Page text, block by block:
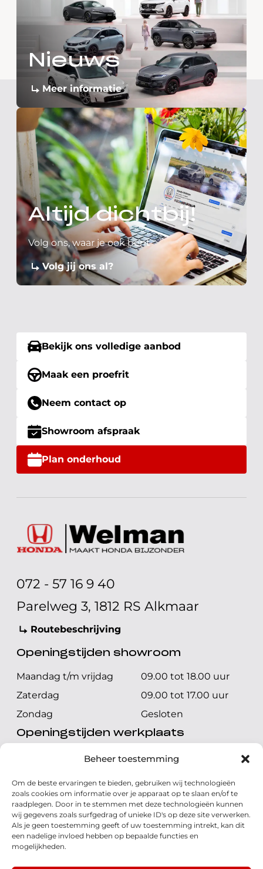
Beheer toestemming
Om de beste ervaringen te bieden, gebruiken wij technologieën
zoals cookies om informatie over je apparaat op te slaan en/of te
raadplegen. Door in te stemmen met deze technologieën kunnen
wij gegevens zoals surfgedrag of unieke ID's op deze site verwerken.
Als je geen toestemming geeft of uw toestemming intrekt, kan dit
een nadelige invloed hebben op bepaalde functies en
mogelijkheden.
Nieuws
Meer informatie
Altijd dichtbij!
Volg ons, waar je ook bent
Volg jij ons al?
Bekijk ons volledige aanbod
Maak een proefrit
Neem contact op
Showroom afspraak
Plan onderhoud
072 - 57 16 9 40
Parelweg 3, 1812 RS Alkmaar
Routebeschrijving
Openingstijden showroom
Maandag t/m vrijdag
09.00 tot 18.00 uur
Zaterdag
09.00 tot 17.00 uur
Zondag
Gesloten
Openingstijden werkplaats
Maandag t/m vrijdag
08.00 tot 17.00 uur
Zondag
Gesloten
Volg ons